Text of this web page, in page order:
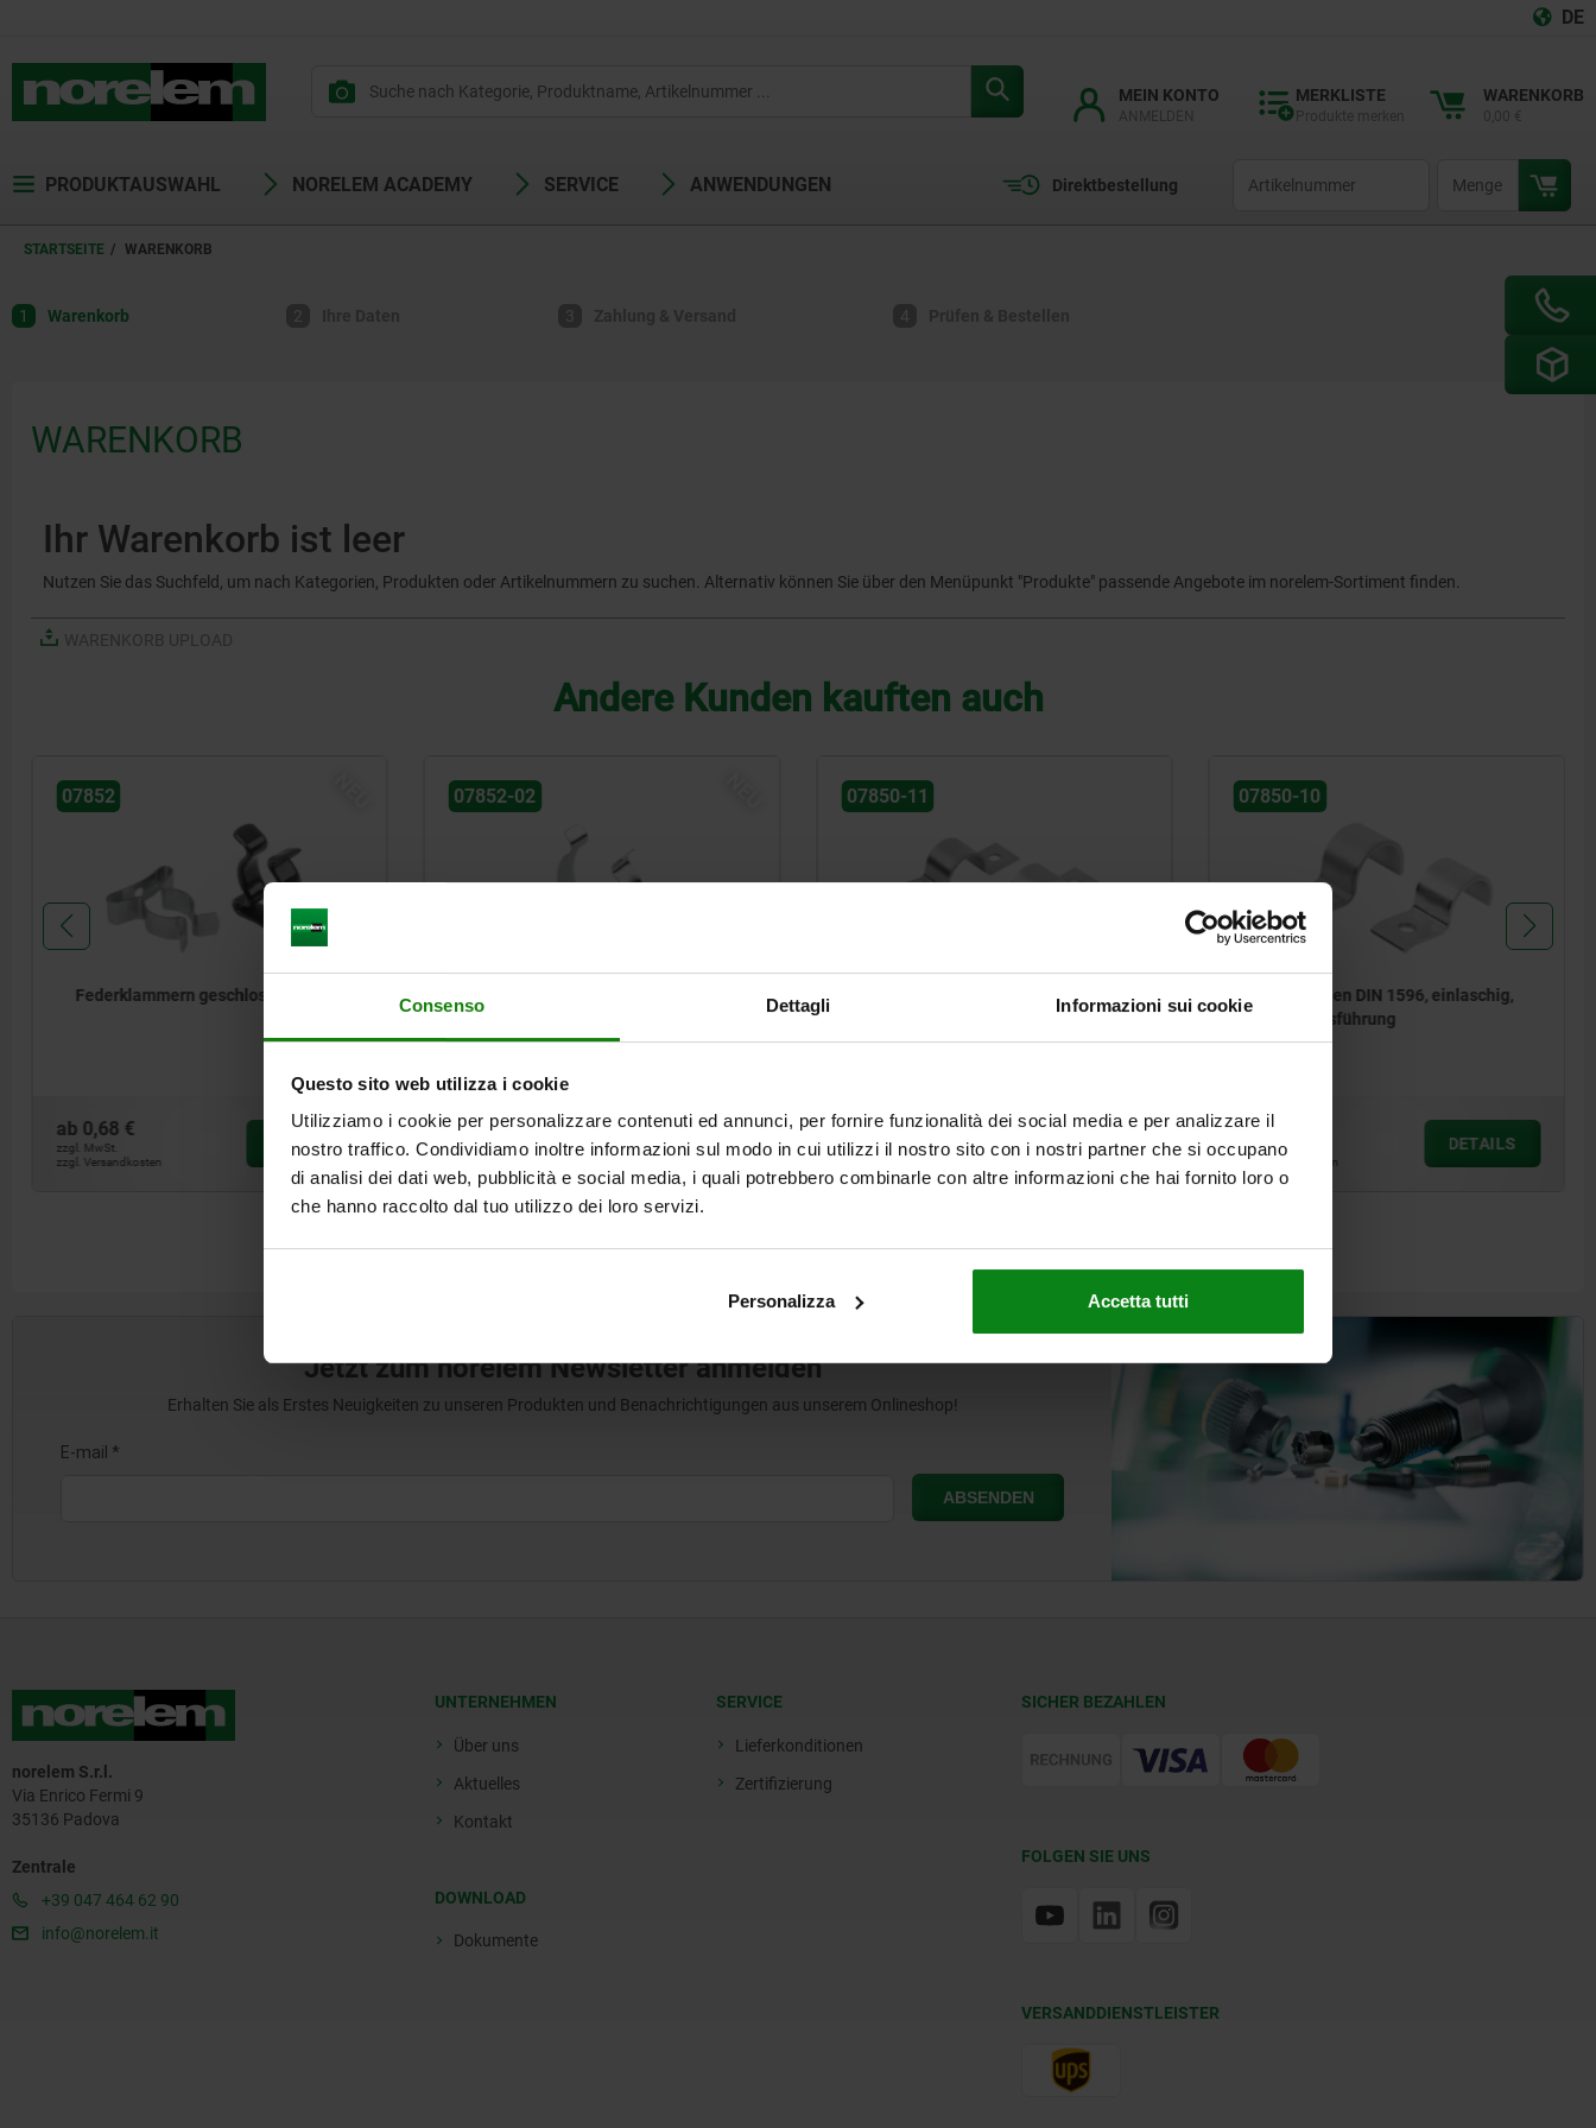
Consenso Dettagli Informazioni sui cookie
Questo sito web utilizza i cookie
Utilizziamo i cookie per personalizzare contenuti ed annunci, per fornire funzionalità dei social media e per analizzare il
nostro traffico. Condividiamo inoltre informazioni sul modo in cui utilizzi il nostro sito con i nostri partner che si occupano
di analisi dei dati web, pubblicità e social media, i quali potrebbero combinarle con altre informazioni che hai fornito loro o
che hanno raccolto dal tuo utilizzo dei loro servizi.
Personalizza Accetta tutti
DE
MEIN KONTO MERKLISTE WARENKORB
PRODUKTAUSWAHL NORELEM ACADEMY SERVICE ANWENDUNGEN Direktbestellung
STARTSEITE WARENKORB
1 Warenkorb 2 3 4
WARENKORB
Ihr Warenkorb ist leer
Nutzen Sie das Suchfeld, um nach Kategorien, Produkten oder Artikelnummern zu suchen. Alternativ können Sie über den Menüpunkt "Produkte" passende Angebote im norelem-Sortiment finden.
WARENKORB UPLOAD
Andere Kunden kauften auch
07852
Federklammern geschlossen
ab 0,68 €
zzgl. MwSt.
zzgl. Versandkosten
DETAILS
07852-02
ab6,65 €
zzgl. MwSt.
DETAILS
07850-11
ab0,45 €
zzgl. MwSt.
DETAILS
07850-10
Rohrschellen DIN 1596, einlaschig,
leichte Ausführung
ab0,45 €
zzgl. MwSt.
zzgl. Versandkosten
DETAILS
Jetzt zum norelem Newsletter anmelden
Erhalten Sie als Erstes Neuigkeiten zu unseren Produkten und Benachrichtigungen aus unserem Onlineshop!
norelem S.r.l.
Via Enrico Fermi 9
35136 Padova
Zentrale
+39 047 464 62 90
info@norelem.it
UNTERNEHMEN
Über uns
Aktuelles
Kontakt
DOWNLOAD
Dokumente
SERVICE
Lieferkonditionen
Zertifizierung
SICHER BEZAHLEN
FOLGEN SIE UNS
VERSANDDIENSTLEISTER